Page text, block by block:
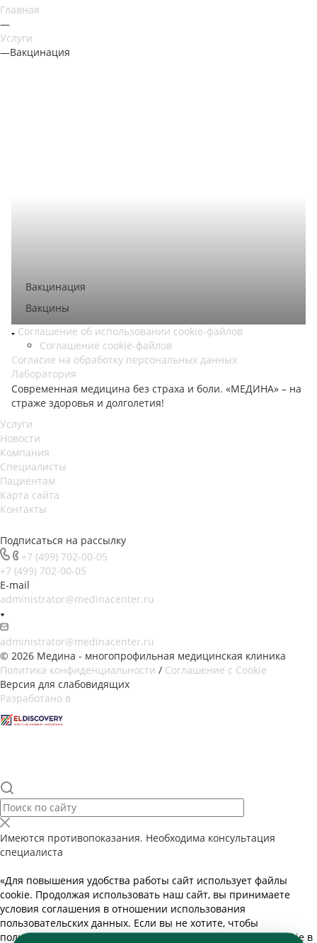
Главная
—
Услуги
—Вакцинация
Вакцинация
Вакцины
Соглашение об использовании cookie-файлов
Соглашение cookie-файлов
Согласие на обработку персональных данных
Лаборатория
Современная медицина без страха и боли. «МЕДИНА» – на
страже здоровья и долголетия!
Услуги
Новости
Компания
Специалисты
Пациентам
Карта сайта
Контакты
Подписаться на рассылку
+7 (499) 702-00-05
+7 (499) 702-00-05
E-mail
administrator@medinacenter.ru
administrator@medinacenter.ru
© 2026 Медина - многопрофильная медицинская клиника
Политика конфиденциальности / Соглашение с Cookie
Версия для слабовидящих
Разработано в
Имеются противопоказания. Необходима консультация
специалиста
«Для повышения удобства работы сайт использует файлы
cookie. Продолжая использовать наш сайт, вы принимаете
условия соглашения в отношении использования
пользовательских данных. Если вы не хотите, чтобы
пользовательские данные обрабатывались, отключите cookie в